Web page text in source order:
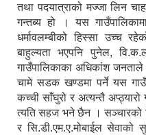
तथा पदयात्राको मज्जा लिन
गन्तब्य हो । यस
धर्मावलम्बीको हिस्सा उच्च
बाहुल्यता भएपनि पुनेल,
गाउँपालिकाका अधिकांश
चामे सडक खण्डमा पर्ने यस
कच्ची साँघुरो र अत्यन्तै
त्यति सहज भने छैन । सञ्चारको
र सि.डी.एम.ए.मोबाईल